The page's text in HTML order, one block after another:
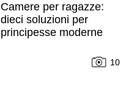
Camere per ragazze:
dieci soluzioni per
principesse moderne
10